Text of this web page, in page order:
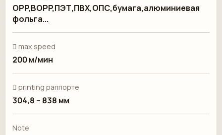
OPP,BOPP,ПЭТ,ПВХ,ОПС,бумага,алюминиевая
фольга...
 max.speed
200 м/мин
 printing раппорте
304,8 – 838 мм
Note